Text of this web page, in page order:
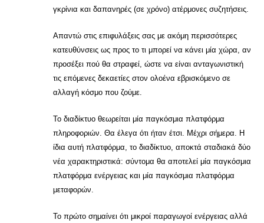
γκρίνια και δαπανηρές (σε χρόνο) ατέρμονες συζητήσεις.
Απαντώ στις επιφυλάξεις σας με ακόμη περισσότερες
κατευθύνσεις ως προς το τι μπορεί να κάνει μία χώρα, αν
προσέξει πού θα στραφεί, ώστε να είναι ανταγωνιστική
τις επόμενες δεκαετίες στον ολοένα εβρισκόμενο σε
αλλαγή κόσμο που ζούμε.
Το διαδίκτυο θεωρείται μία παγκόσμια πλατφόρμα
πληροφοριών. Θα έλεγα ότι ήταν έτσι. Μέχρι σήμερα. Η
ίδια αυτή πλατφόρμα, το διαδίκτυο, αποκτά σταδιακά δύο
νέα χαρακτηριστικά: σύντομα θα αποτελεί μία παγκόσμια
πλατφόρμα ενέργειας και μία παγκόσμια πλατφόρμα
μεταφορών.
Το πρώτο σημαίνει ότι μικροί παραγωγοί ενέργειας αλλά